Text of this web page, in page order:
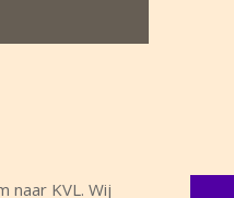
naar KVL. Wij